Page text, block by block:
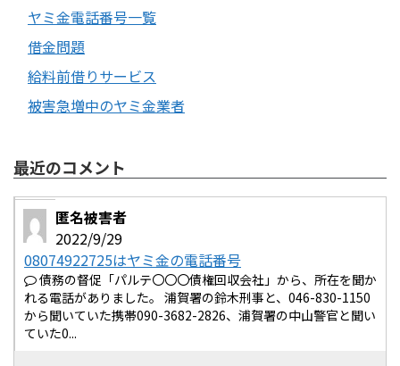
ヤミ金電話番号一覧
借金問題
給料前借りサービス
被害急増中のヤミ金業者
最近のコメント
匿名被害者
2022/9/29
08074922725はヤミ金の電話番号
債務の督促「パルテ〇〇〇債権回収会社」から、所在を聞か
れる電話がありました。 浦賀署の鈴木刑事と、046-830-1150
から聞いていた携帯090-3682-2826、浦賀署の中山警官と聞い
ていた0...